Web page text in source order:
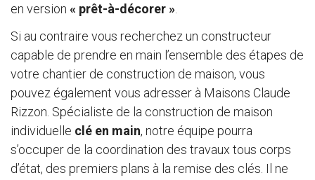
en version « prêt-à-décorer »
Si au contraire vous recherchez un constructeur
capable de prendre en main l’ensemble des étapes de
votre chantier de construction de maison, vous
pouvez également vous adresser à Maisons Claude
Rizzon. Spécialiste de la construction de maison
individuelle clé en main, notre équipe pourra
s’occuper de la coordination des travaux tous corps
d’état, des premiers plans à la remise des clés. Il ne